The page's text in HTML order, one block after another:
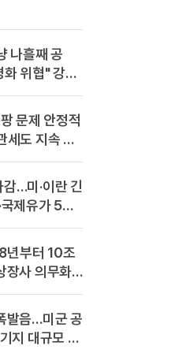
나흘째 공
위협" 강력
문제 안정적
세도 지속 협
…미·이란 긴
제유가 5%
년부터 10조
장사 의무화…
다
발음…미군 공
지 대규모 보